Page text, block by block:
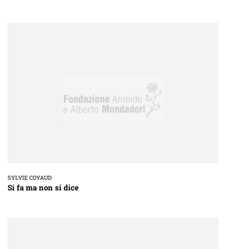
SYLVIE COYAUD
Si fa ma non si dice